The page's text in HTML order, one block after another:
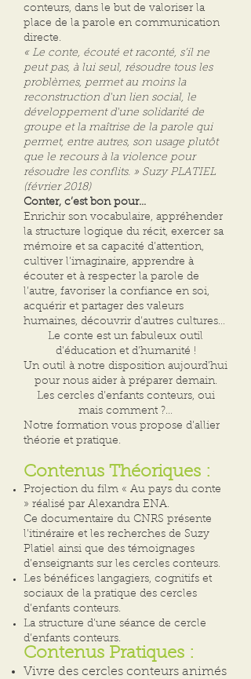
conteurs, dans le but de valoriser la
place de la parole en communication
directe.
« Le conte, écouté et raconté, s’il ne
peut pas, à lui seul, résoudre tous les
problèmes, permet au moins la
reconstruction d'un lien social, le
développement d'une solidarité de
groupe et la maîtrise de la parole qui
permet, entre autres, son usage plutôt
que le recours à la violence pour
résoudre les conflits. » Suzy PLATIEL
(février 2018)
Conter, c’est bon pour…
Enrichir son vocabulaire, appréhender
la structure logique du récit, exercer sa
mémoire et sa capacité d’attention,
cultiver l’imaginaire, apprendre à
écouter et à respecter la parole de
l’autre, favoriser la confiance en soi,
acquérir et partager des valeurs
humaines, découvrir d’autres cultures…
Le conte est un fabuleux outil
d’éducation et d’humanité !
Un outil à notre disposition aujourd’hui
pour nous aider à préparer demain.
Les cercles d’enfants conteurs, oui
mais comment ?…
Notre formation vous propose d’allier
théorie et pratique.
Contenus Théoriques :
Projection du film « Au pays du conte
» réalisé par Alexandra ENA.
Ce documentaire du CNRS présente
l’itinéraire et les recherches de Suzy
Platiel ainsi que des témoignages
d’enseignants sur les cercles conteurs.
Les bénéfices langagiers, cognitifs et
sociaux de la pratique des cercles
d’enfants conteurs.
La structure d’une séance de cercle
d’enfants conteurs.
Contenus Pratiques :
Vivre des cercles conteurs animés